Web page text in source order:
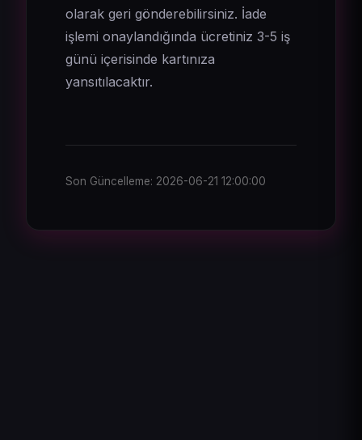
olarak geri gönderebilirsiniz. İade
işlemi onaylandığında ücretiniz 3-5 iş
günü içerisinde kartınıza
yansıtılacaktır.
Son Güncelleme: 2026-06-21 12:00:00